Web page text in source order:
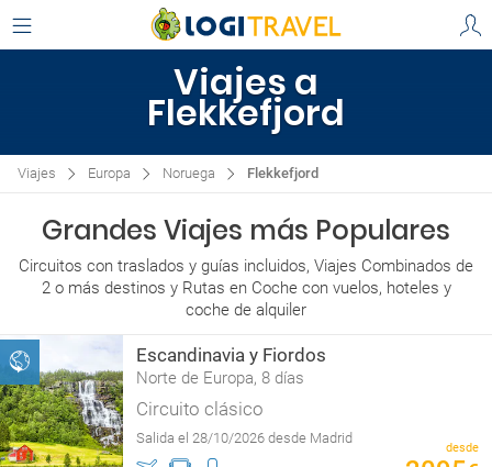
Viajes a
Flekkefjord
Viajes Europa Noruega Flekkefjord
Grandes Viajes más Populares
Circuitos con traslados y guías incluidos, Viajes Combinados de
2 o más destinos y Rutas en Coche con vuelos, hoteles y
coche de alquiler
Escandinavia y Fiordos
Norte de Europa, 8 días
Circuito clásico
Salida el 28/10/2026 desde Madrid
desde